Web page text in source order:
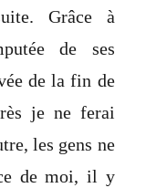
Grâce à
de ses
de la fin de
je ne ferai
les gens ne
de moi, il y